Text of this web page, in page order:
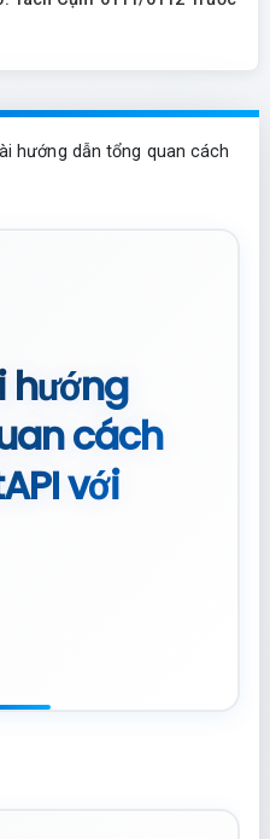
hướng dẫn tổng quan cách
hướng
cách
với